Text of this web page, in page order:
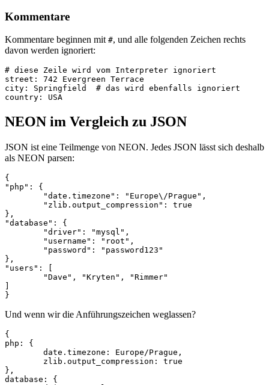
Kommentare
Kommentare beginnen mit #, und alle folgenden Zeichen rechts
davon werden ignoriert:
# diese Zeile wird vom Interpreter ignoriert
street: 742 Evergreen Terrace
city: Springfield  # das wird ebenfalls ignoriert
NEON im Vergleich zu JSON
JSON ist eine Teilmenge von NEON. Jedes JSON lässt sich deshalb
als NEON parsen:
{
"php": {
},
"database": {
},
"users": [
Und wenn wir die Anführungszeichen weglassen?
{
php: {
},
database: {